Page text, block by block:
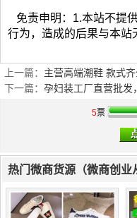
免责申明：1.本站不提
行为，造成的后果与本站
上一篇： 主营高端潮鞋 款式
下一篇： 孕妇装工厂直营批发
5票
热门微商货源（微商创业